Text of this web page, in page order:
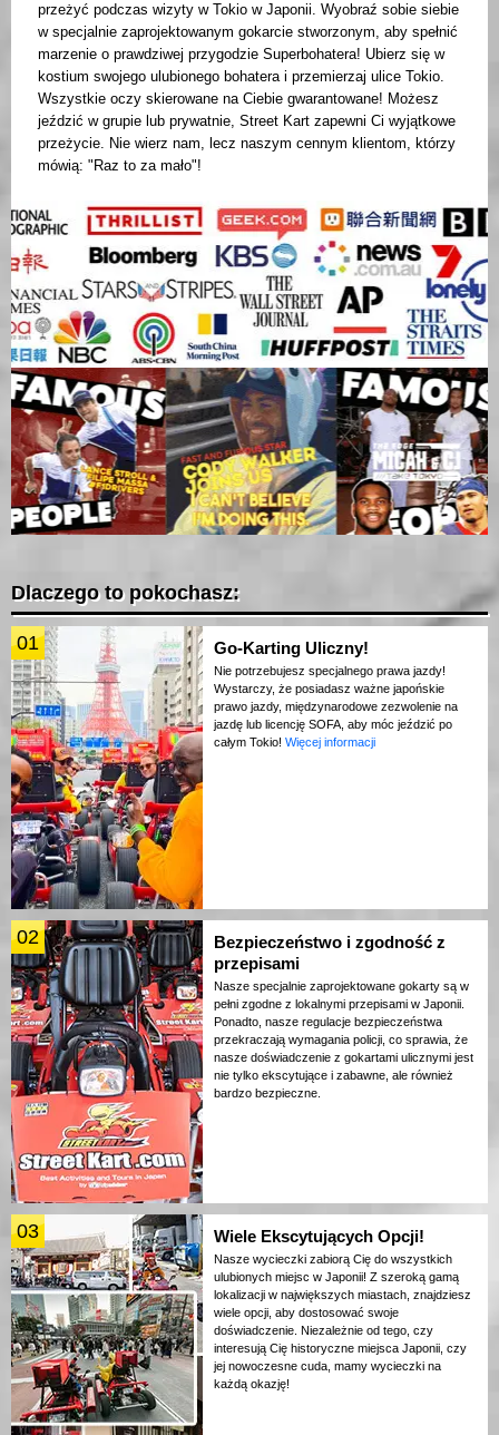
przeżyć podczas wizyty w Tokio w Japonii. Wyobraź sobie siebie
w specjalnie zaprojektowanym gokarcie stworzonym, aby spełnić
marzenie o prawdziwej przygodzie Superbohatera! Ubierz się w
kostium swojego ulubionego bohatera i przemierzaj ulice Tokio.
Wszystkie oczy skierowane na Ciebie gwarantowane! Możesz
jeździć w grupie lub prywatnie, Street Kart zapewni Ci wyjątkowe
przeżycie. Nie wierz nam, lecz naszym cennym klientom, którzy
mówią: "Raz to za mało"!
Dlaczego to pokochasz:
01 Go-Karting Uliczny!
Nie potrzebujesz specjalnego prawa jazdy!
Wystarczy, że posiadasz ważne japońskie
prawo jazdy, międzynarodowe zezwolenie na
jazdę lub licencję SOFA, aby móc jeździć po
całym Tokio! Więcej informacji
02
Bezpieczeństwo i zgodność z
przepisami
Nasze specjalnie zaprojektowane gokarty są w
pełni zgodne z lokalnymi przepisami w Japonii.
Ponadto, nasze regulacje bezpieczeństwa
przekraczają wymagania policji, co sprawia, że
nasze doświadczenie z gokartami ulicznymi jest
nie tylko ekscytujące i zabawne, ale również
bardzo bezpieczne.
03 Wiele Ekscytujących Opcji!
Nasze wycieczki zabiorą Cię do wszystkich
ulubionych miejsc w Japonii! Z szeroką gamą
lokalizacji w największych miastach, znajdziesz
wiele opcji, aby dostosować swoje
doświadczenie. Niezależnie od tego, czy
interesują Cię historyczne miejsca Japonii, czy
jej nowoczesne cuda, mamy wycieczki na
każdą okazję!